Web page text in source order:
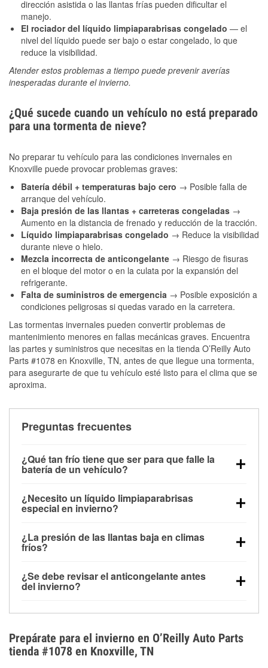
dirección asistida o las llantas frías pueden dificultar el
manejo.
El rociador del líquido limpiaparabrisas congelado — el
nivel del líquido puede ser bajo o estar congelado, lo que
reduce la visibilidad.
Atender estos problemas a tiempo puede prevenir averías
inesperadas durante el invierno.
¿Qué sucede cuando un vehículo no está preparado
para una tormenta de nieve?
No preparar tu vehículo para las condiciones invernales en
Knoxville puede provocar problemas graves:
Batería débil + temperaturas bajo cero → Posible falla de
arranque del vehículo.
Baja presión de las llantas + carreteras congeladas →
Aumento en la distancia de frenado y reducción de la tracción.
Líquido limpiaparabrisas congelado → Reduce la visibilidad
durante nieve o hielo.
Mezcla incorrecta de anticongelante → Riesgo de fisuras
en el bloque del motor o en la culata por la expansión del
refrigerante.
Falta de suministros de emergencia → Posible exposición a
condiciones peligrosas si quedas varado en la carretera.
Las tormentas invernales pueden convertir problemas de
mantenimiento menores en fallas mecánicas graves. Encuentra
las partes y suministros que necesitas en la tienda O’Reilly Auto
Parts #1078 en Knoxville, TN, antes de que llegue una tormenta,
para asegurarte de que tu vehículo esté listo para el clima que se
aproxima.
Preguntas frecuentes
¿Qué tan frío tiene que ser para que falle la
batería de un vehículo?
debajo de los 32 °F y puede perder hasta la mitad de
su potencia de arranque cerca de los 0 °F, lo que
arranque.
¿Necesito un líquido limpiaparabrisas
especial en invierno?
la congelación y ayuda a disolver la sal y la nieve
derretida en la carretera para mejorar la visibilidad.
¿La presión de las llantas baja en climas
fríos?
alrededor de 1 PSI por cada 10 °F que baja la
temperatura. Puedes obtener más información sobre
¿Se debe revisar el anticongelante antes
del invierno?
el sobrecalentamiento en condiciones de frío
extremo. Aprende cómo comprobar la protección
anticongelante en nuestra sección How-To.
Prepárate para el invierno en O’Reilly Auto Parts
tienda #1078 en Knoxville, TN